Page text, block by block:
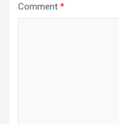
Comment *